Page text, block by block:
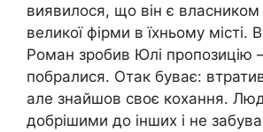
виявилося, що він є власником
великої фірми в їхньому місті.
Роман зробив Юлі пропозицію
побралися. Отак буває:
але знайшов своє кохання.
добрішими до інших і не